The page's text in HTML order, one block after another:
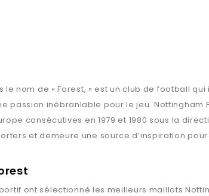
nom de « Forest, » est un club de football
passion inébranlable pour le jeu.
consécutives en 1979 et 1980 sous la
et demeure une source d’inspiration
ont sélectionné les meilleurs maillots